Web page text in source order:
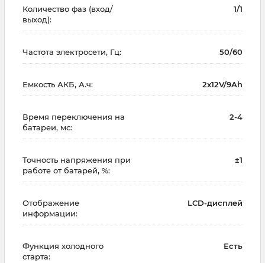
Количество фаз (вход/
выход):
1/1
Частота электросети, Гц: 50/60
Емкость АКБ, А.ч: 2x12V/9Ah
Время переключения на
батареи, мс:
2-4
Точность напряжения при
работе от батарей, %:
±1
Отображение
информации:
LCD-дисплей
Функция холодного
старта:
Есть